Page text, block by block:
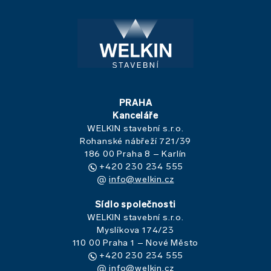
PRAHA
Kanceláře
WELKIN stavební s.r.o.
Rohanské nábřeží 721/39
186 00 Praha 8 – Karlín
+420 230 234 555
info@welkin.cz
Sídlo společnosti
WELKIN stavební s.r.o.
Myslíkova 174/23
110 00 Praha 1 – Nové Město
+420 230 234 555
info@welkin.cz